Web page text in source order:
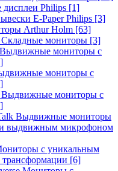
дисплеи Philips [1]
E-Paper Philips [3]
Arthur Holm [63]
мониторы [3]
мониторы с
мониторы с
Выдвижные мониторы с
Выдвижные мониторы
выдвижным микрофоном
с уникальным
[6]